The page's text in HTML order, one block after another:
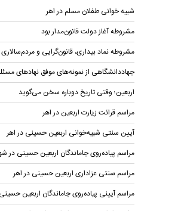
شبیه خوانی طفلان مسلم در اهر
مشروطه آغاز دولت قانون‌مدار بود
مشروطه نماد بیداری، قانون‌گرایی و
جهاددانشگاهی از نمونه‌های موفق نهادهای
اربعین؛ وقتی تاریخ دوباره سخن می‌گوید
مراسم قرائت زیارت اربعین در اهر
آیین سنتی شبیه‌خوانی اربعین حسینی در اهر
مراسم پیاده‌روی جاماندگان اربعین حسینی در
مراسم سنتی عزاداری اربعین حسینی در اهر
مراسم آیینی پیاده‌روی جاماندگان اربعین